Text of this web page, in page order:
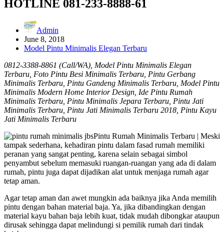
HOTLINE 081-233-8888-61
Admin
June 8, 2018
Model Pintu Minimalis Elegan Terbaru
0812-3388-8861 (Call/WA), Model Pintu Minimalis Elegan
Terbaru, Foto Pintu Besi Minimalis Terbaru, Pintu Gerbang
Minimalis Terbaru, Pintu Gandeng Minimalis Terbaru, Model Pintu
Minimalis Modern Home Interior Design, Ide Pintu Rumah
Minimalis Terbaru, Pintu Minimalis Jepara Terbaru, Pintu Jati
Minimalis Terbaru, Pintu Jati Minimalis Terbaru 2018, Pintu Kayu
Jati Minimalis Terbaru
Pintu Rumah Minimalis Terbaru | Meski
tampak sederhana, kehadiran pintu dalam fasad rumah memiliki
peranan yang sangat penting, karena selain sebagai simbol
penyambut sebelum memasuki ruangan-ruangan yang ada di dalam
rumah, pintu juga dapat dijadikan alat untuk menjaga rumah agar
tetap aman.
Agar tetap aman dan awet mungkin ada baiknya jika Anda memilih
pintu dengan bahan material baja. Ya, jika dibandingkan dengan
material kayu bahan baja lebih kuat, tidak mudah dibongkar ataupun
dirusak sehingga dapat melindungi si pemilik rumah dari tindak